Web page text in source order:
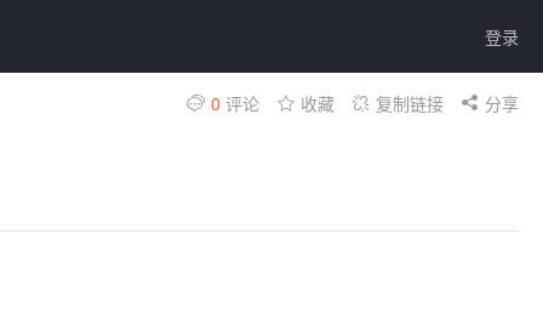
登录
0 评论 收藏 复制链接 分享